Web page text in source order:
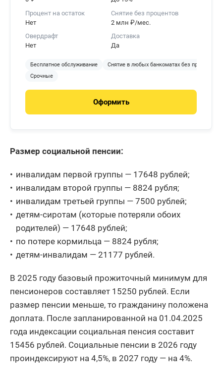
Процент на остаток
Нет
Снятие без процентов
2 млн ₽/мес.
Овердрафт
Нет
Доставка
Да
Бесплатное обслуживание
Снятие в любых банкоматах без процентов
Срочные
Оформить
Размер социальной пенсии:
инвалидам первой группы — 17648 рублей;
инвалидам второй группы — 8824 рубля;
инвалидам третьей группы — 7500 рублей;
детям-сиротам (которые потеряли обоих
родителей) — 17648 рублей;
по потере кормильца — 8824 рубля;
детям-инвалидам — 21177 рублей.
В 2025 году базовый прожиточный минимум для
пенсионеров составляет 15250 рублей. Если
размер пенсии меньше, то гражданину положена
доплата. После запланированной на 01.04.2025
года индексации социальная пенсия составит
15456 рублей. Социальные пенсии в 2026 году
проиндексируют на 4,5%, в 2027 году — на 4%.